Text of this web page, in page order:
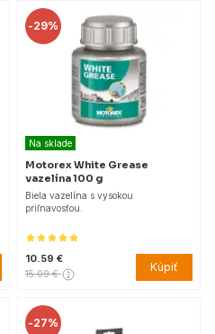
-29%
Na sklade
Motorex White Grease
vazelína 100 g
Biela vazelína s vysokou
priľnavosťou.
10.59 €
15.09 € Kúpiť
-27%